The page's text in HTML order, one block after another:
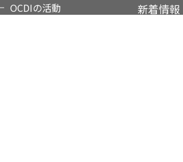
OCDIの活動
新着情報